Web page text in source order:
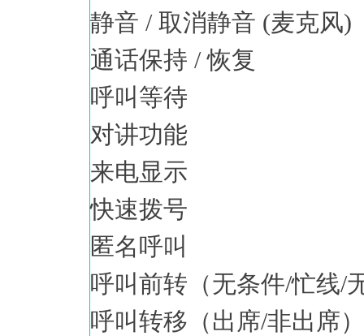
静音 / 取消静音 (麦克风)
通话保持 / 恢复
呼叫等待
对讲功能
来电显示
快速拨号
匿名呼叫
呼叫前转（无条件/忙线/
呼叫转移（出席/非出席）